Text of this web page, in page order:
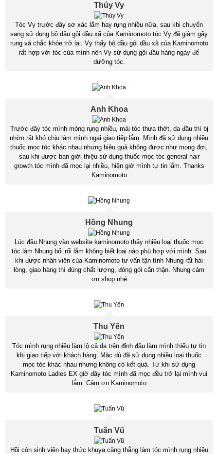
Thúy Vy
Tóc Vy trước đây sơ xác lắm hay rụng nhiều nữa, sau khi chuyển
sang sử dụng bộ dầu gội dầu xã của Kaminomoto tóc Vy đã giảm gãy
rụng và chắc khỏe trở lại. Vy thấy bộ dầu gội dầu xã của Kaminomoto
rất hợp với tóc của mình nên Vy sử dụng gội đầu hàng ngày để
dưỡng tóc.
Anh Khoa
Trước đây tóc mình mỏng rụng nhiều, mái tóc thưa thớt, da đầu thì bị
nhờn rất khó chịu làm mình ngại giao tiếp lắm. Mình đã sử dụng nhiều
thuốc mọc tóc khác nhau nhưng hiệu quả không được như mong đợi,
sau khi được bạn giới thiệu sử dụng thuốc mọc tóc general hair
growth tóc mình đã mọc lại nhiều, hiện giờ mình tự tin lắm. Thanks
Kaminomoto
Hồng Nhung
Lúc đầu Nhung vào website kaminomoto thấy nhiều loại thuốc mọc
tóc làm Nhung bối rối lắm không biết loại nào phù hợp với mình. Sau
khi được nhân viên của Kaminomoto tư vấn tận tình Nhung rất hài
lòng, giao hàng thì đúng chất lượng, đóng gói cẩn thận. Nhung cảm
ơn shop nhé
Thu Yến
Tóc mình rụng nhiều làm lộ cả da trên đỉnh đầu làm mình thiếu tự tin
khi giao tiếp với khách hàng. Mặc dù đã sử dụng nhiều loại thuốc
mọc tóc khác nhau nhưng không có kết quả. Từ khi sử dụng
Kaminomoto Ladies EX giờ đây tóc mình đã mọc đều trở lại mình vui
lắm. Cảm ơn Kaminomoto
Tuấn Vũ
Hồi còn sinh viên hay thức khuya căng thẳng làm tóc mình rụng nhiều